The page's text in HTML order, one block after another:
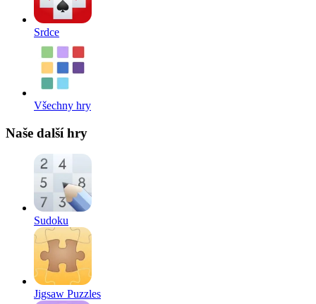
Srdce
Všechny hry
Naše další hry
Sudoku
Jigsaw Puzzles